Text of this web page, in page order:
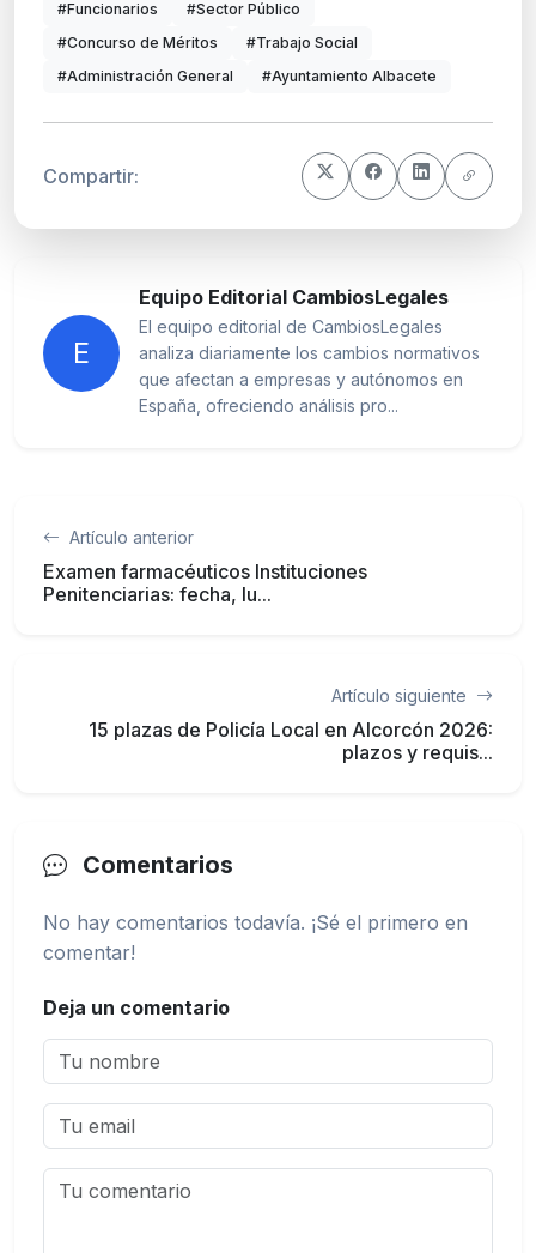
#Funcionarios
#Sector Público
#Concurso de Méritos
#Trabajo Social
#Administración General
#Ayuntamiento Albacete
Compartir:
E
Equipo Editorial CambiosLegales
El equipo editorial de CambiosLegales
analiza diariamente los cambios normativos
que afectan a empresas y autónomos en
España, ofreciendo análisis pro...
Artículo anterior
Examen farmacéuticos Instituciones
Penitenciarias: fecha, lu...
Artículo siguiente
15 plazas de Policía Local en Alcorcón 2026:
plazos y requis...
Comentarios
No hay comentarios todavía. ¡Sé el primero en
comentar!
Deja un comentario